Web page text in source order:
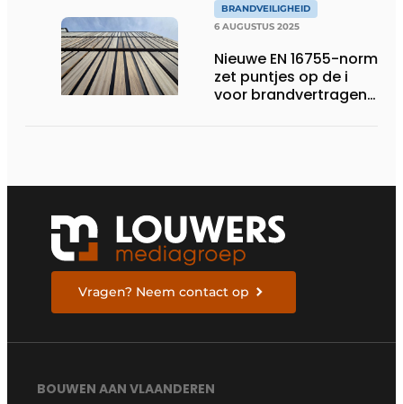
BRANDVEILIGHEID
6 AUGUSTUS 2025
Nieuwe EN 16755-norm
zet puntjes op de i
voor brandvertragend
Vragen? Neem contact op
BOUWEN AAN VLAANDEREN